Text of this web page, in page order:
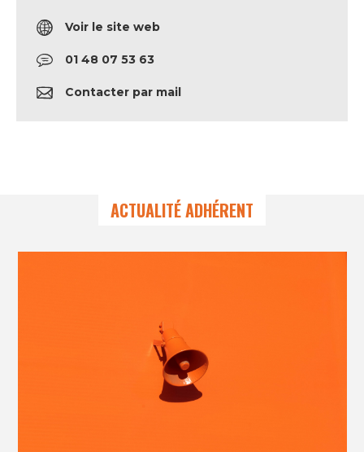
Voir le site web
01 48 07 53 63
Contacter par mail
ACTUALITÉ ADHÉRENT